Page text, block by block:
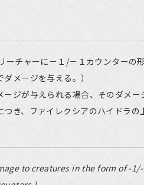
チャーに－１/－１カウンターの
メージを与える。）
ジが与えられる場合、そのダメ
き、ファイレクシアのハイドラ
to creatures in the form of -